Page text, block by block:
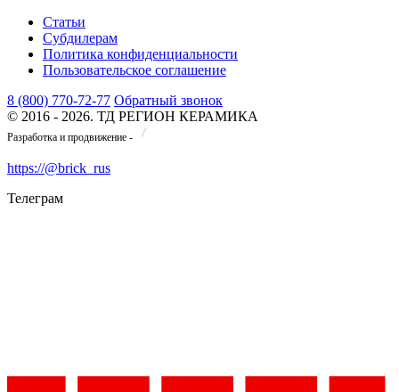
Статьи
Субдилерам
Политика конфиденциальности
Пользовательское соглашение
8 (800) 770-72-77 Обратный звонок
© 2016 - 2026. ТД РЕГИОН КЕРАМИКА
Разработка и продвижение -
https://@brick_rus
Телеграм